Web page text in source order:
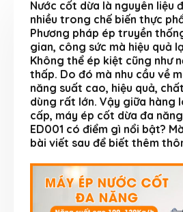
Nước cốt dừa là nguyên liệu
nhiều trong chế biến thực
Phương pháp ép truyền
gian, công sức mà hiệu quả
Không thể ép kiệt cũng như
thấp. Do đó mà nhu cầu về
năng suất cao, hiệu quả,
dùng rất lớn. Vậy giữa hàng
cấp, máy ép cốt dừa đa
ED001 có điểm gì nổi bật?
bài viết sau để biết thêm